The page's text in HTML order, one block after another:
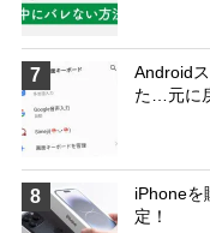
7
Android
た…元に
8
iPhoneを
定！